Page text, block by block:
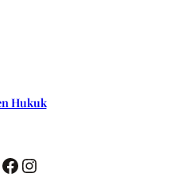
Hukuk
Facebook Instagram